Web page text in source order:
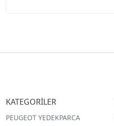
KATEGORİLER
PEUGEOT YEDEKPARCA